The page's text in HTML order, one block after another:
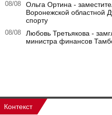
08/08
Ольга Ортина -
Воронежской областной
спорту
08/08
Любовь Третьякова -
министра финансов
Контекст